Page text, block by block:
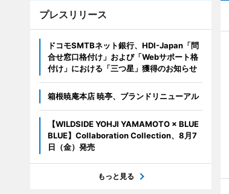
プレスリリース
ドコモSMTBネット銀行、HDI-Japan「問
合せ窓口格付け」および「Webサポート格
付け」における「三つ星」獲得のお知らせ
箱根暁庵本店 暁亭、ブランドリニューアル
【WILDSIDE YOHJI YAMAMOTO × BLUE
BLUE】Collaboration Collection、8月7
日（金）発売
もっと見る